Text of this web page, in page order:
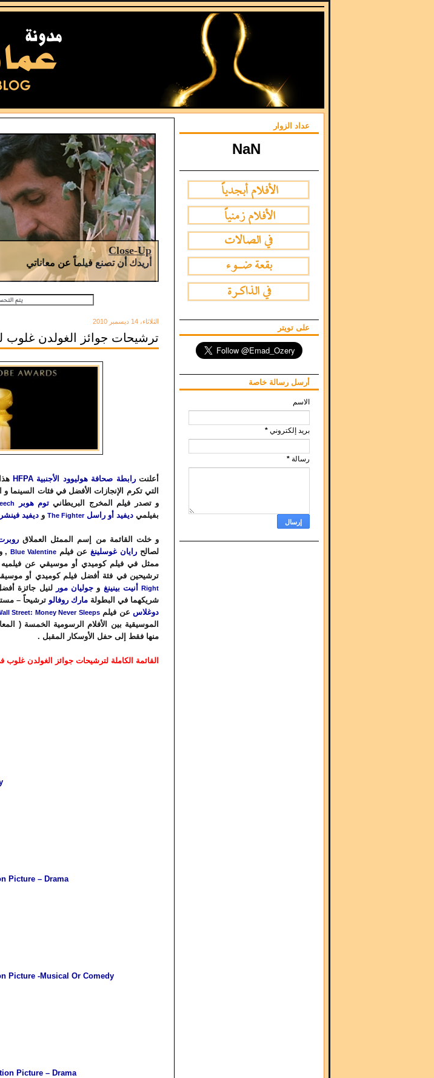
بركات الحضارة
الثلاثاء، 14 ديسمبر 2010
ترشيحات جوائز الغولدن غلوب لعام
أعلنترابطة صحافة هوليوود الأجنبية HFPA
التي تكرم الإنجازات الأفضل في فئات السينما و
و تصدر فيلم المخرج البريطاني توم هوبر
بفيلمي ديفيد أو راسلThe Fighter و ديفيد فينشر
و خلت القائمة من إسم الممثل العملاق
لصالح رايان غوسلينغعن فيلم Blue Valentine, و
ممثل في فيلم كوميدي أو موسيقي عن فيلميه
ترشيحين في فئة أفضل فيلم كوميدي أو
Right أنيت بينينغ و جوليان مور لنيل جائزة
شريكهما في البطولةمارك روفالو ترشيحاً –
دوغلاس عن فيلمStreet: Money Never Sleeps
منها فقط إلى حفل الأوسكار المقبل .
القائمة الكاملة لترشيحات جوائز الغولدن غلوب
Picture – Drama
Picture -Musical Or Comedy
Picture – Drama
عداد الزوار
NaN
على تويتر
أرسل رسالة خاصة
الاسم
بريد إلكتروني *
رسالة *